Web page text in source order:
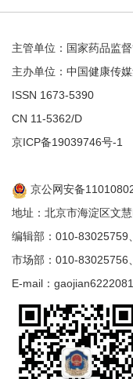
主管单位：国家药品监
主办单位：中国健康传
ISSN 1673-5390
CN 11-5362/D
京ICP备19039746号-1
京公网安备
地址：北京市海淀区文
编辑部：010-83025759
市场部：010-83025756
E-mail：